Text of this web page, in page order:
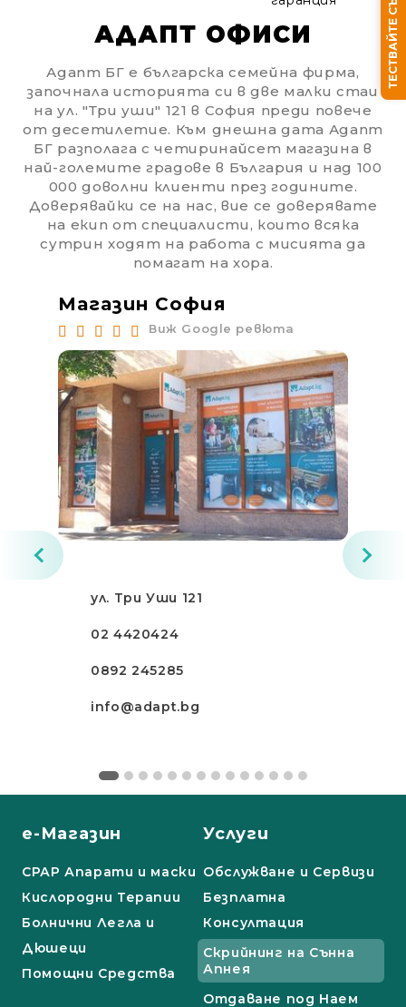
Ние ще се свържем с вас в рамките на работния
АДАПТ ОФИСИ
Адапт БГ е българска семейна фирма,
започнала историята си в две малки стаи
на ул. "Три уши" 121 в София преди повече
от десетилетие. Към днешна дата Адапт
БГ разполага с четиринайсет магазина в
най-големите градове в България и над 100
000 доволни клиенти през годините.
Доверявайки се на нас, вие се доверявате
на екип от специалисти, които всяка
сутрин ходят на работа с мисията да
помагат на хора.
Магазин София
Виж Google ревюта
ул. Три Уши 121
02 4420424
0892 245285
info@adapt.bg
е-Магазин
СРАР Апарати и маски
Кислородни Терапии
Болнични Легла и
Дюшеци
Помощни Средства
Услуги
Обслужване и Сервизи
Безплатна
Консултация
Скрийнинг на Сънна
Апнея
Отдаване под Наем